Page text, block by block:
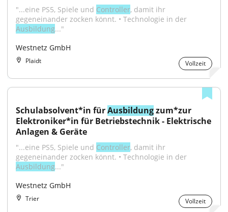
"...eine PS5, Spiele und Controller, damit ihr
Ausbildung..."
Westnetz GmbH
Plaidt Vollzeit
Schulabsolvent*in für Ausbildung zum*zur
Elektroniker*in für Betriebstechnik - Elektrische
Anlagen & Geräte
"...eine PS5, Spiele und Controller, damit ihr
Ausbildung..."
Westnetz GmbH
Trier Vollzeit